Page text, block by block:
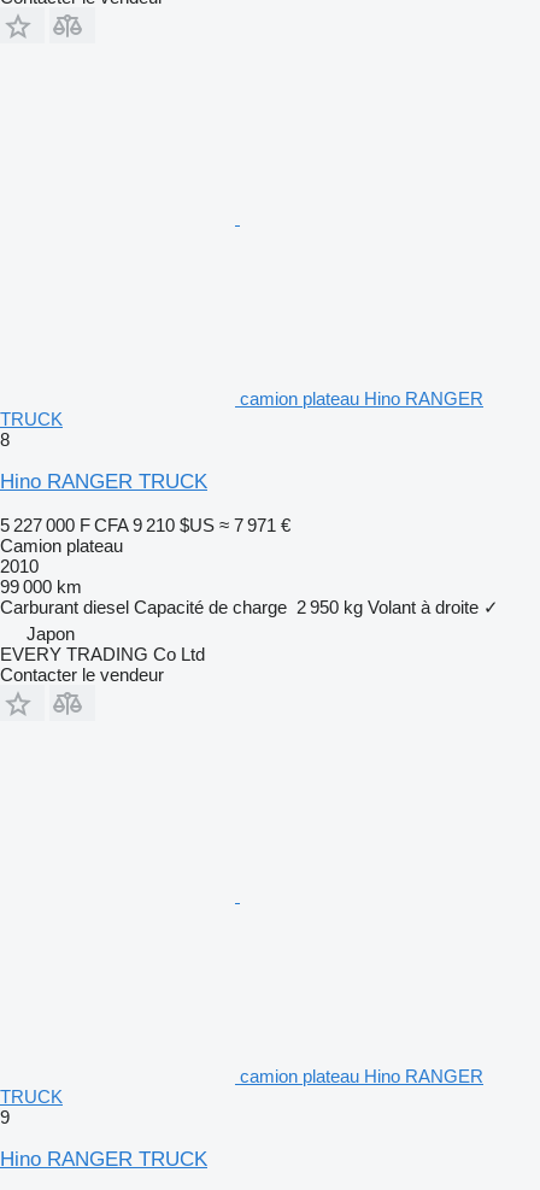
camion plateau Hino RANGER
TRUCK
8
Hino RANGER TRUCK
5 227 000 F CFA 9 210 $US ≈ 7 971 €
Camion plateau
2010
99 000 km
Carburant diesel Capacité de charge 2 950 kg Volant à droite ✓
Japon
EVERY TRADING Co Ltd
Contacter le vendeur
camion plateau Hino RANGER
TRUCK
9
Hino RANGER TRUCK